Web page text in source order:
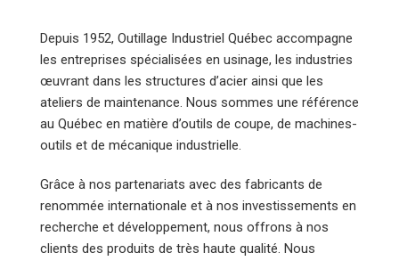
Depuis 1952, Outillage Industriel Québec accompagne
les entreprises spécialisées en usinage, les industries
œuvrant dans les structures d’acier ainsi que les
ateliers de maintenance. Nous sommes une référence
au Québec en matière d’outils de coupe, de machines-
outils et de mécanique industrielle.
Grâce à nos partenariats avec des fabricants de
renommée internationale et à nos investissements en
recherche et développement, nous offrons à nos
clients des produits de très haute qualité. Nous